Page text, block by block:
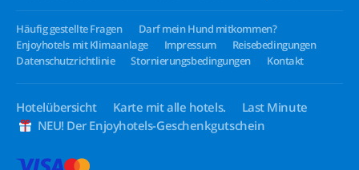
Häufig gestellte Fragen
Darf mein Hund mitkommen?
Enjoyhotels mit Klimaanlage
Impressum
Reisebedingungen
Datenschutzrichtlinie
Stornierungsbedingungen Kontakt
Hotelübersicht Karte mit alle hotels.
Last Minute
NEU! Der Enjoyhotels-Geschenkgutschein